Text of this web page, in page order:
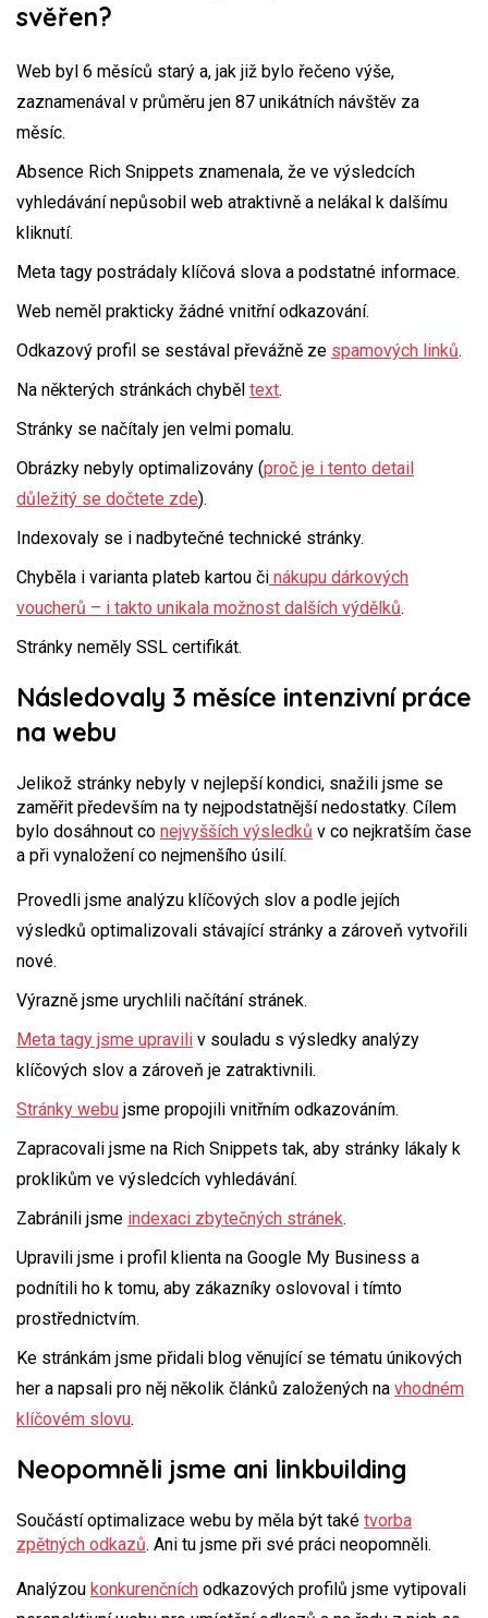
svěřen?
Web byl 6 měsíců starý a, jak již bylo řečeno výše,
zaznamenával v průměru jen 87 unikátních návštěv za
měsíc.
Absence Rich Snippets znamenala, že ve výsledcích
vyhledávání nepůsobil web atraktivně a nelákal k dalšímu
kliknutí.
Meta tagy postrádaly klíčová slova a podstatné informace.
Web neměl prakticky žádné vnitřní odkazování.
Odkazový profil se sestával převážně ze spamových linků.
Na některých stránkách chyběl text.
Stránky se načítaly jen velmi pomalu.
Obrázky nebyly optimalizovány (proč je i tento detail
důležitý se dočtete zde).
Indexovaly se i nadbytečné technické stránky.
Chyběla i varianta plateb kartou či nákupu dárkových
voucherů – i takto unikala možnost dalších výdělků.
Stránky neměly SSL certifikát.
Následovaly 3 měsíce intenzivní práce
na webu
Jelikož stránky nebyly v nejlepší kondici, snažili jsme se
zaměřit především na ty nejpodstatnější nedostatky. Cílem
bylo dosáhnout co nejvyšších výsledků v co nejkratším čase
a při vynaložení co nejmenšího úsilí.
Provedli jsme analýzu klíčových slov a podle jejích
výsledků optimalizovali stávající stránky a zároveň vytvořili
nové.
Výrazně jsme urychlili načítání stránek.
Meta tagy jsme upravili v souladu s výsledky analýzy
klíčových slov a zároveň je zatraktivnili.
Stránky webu jsme propojili vnitřním odkazováním.
Zapracovali jsme na Rich Snippets tak, aby stránky lákaly k
proklikům ve výsledcích vyhledávání.
Zabránili jsme indexaci zbytečných stránek.
Upravili jsme i profil klienta na Google My Business a
podnítili ho k tomu, aby zákazníky oslovoval i tímto
prostřednictvím.
Ke stránkám jsme přidali blog věnující se tématu únikových
her a napsali pro něj několik článků založených na vhodném
klíčovém slovu.
Neopomněli jsme ani linkbuilding
Součástí optimalizace webu by měla být také tvorba
zpětných odkazů. Ani tu jsme při své práci neopomněli.
Analýzou konkurenčních odkazových profilů jsme vytipovali